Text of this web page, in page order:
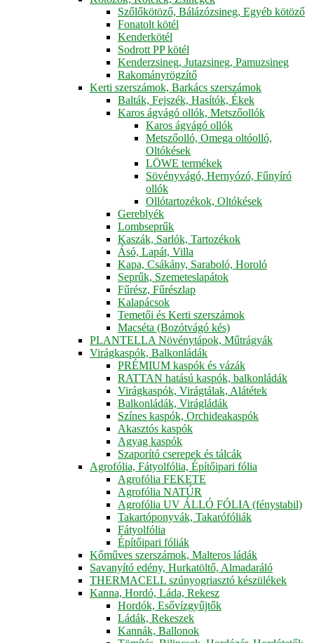
Szőlőkötöző, Bálázózsineg, Egyéb kötöző
Fonatolt kötél
Kenderkötél
Sodrott PP kötél
Kenderzsineg, Jutazsineg, Pamuzsineg
Rakományrögzítő
Kerti szerszámok, Barkács szerszámok
Balták, Fejszék, Hasítók, Ékek
Karos ágvágó ollók, Metszőollók
Karos ágvágó ollók
Metszőolló, Omega oltóolló,
Oltókések
LÖWE termékek
Sövényvágó, Hernyózó, Fűnyíró
ollók
Ollótartozékok, Oltókések
Gereblyék
Lombseprűk
Kaszák, Sarlók, Tartozékok
Ásó, Lapát, Villa
Kapa, Csákány, Saraboló, Horoló
Seprűk, Szemeteslapátok
Fűrész, Fűrészlap
Kalapácsok
Temetői és Kerti szerszámok
Macséta (Bozótvágó kés)
PLANTELLA Növénytápok, Műtrágyák
Virágkaspók, Balkonládák
PRÉMIUM kaspók és vázák
RATTAN hatású kaspók, balkonládák
Virágkaspók, Virágtálak, Alátétek
Balkonládák, Virágládák
Színes kaspók, Orchideakaspók
Akasztós kaspók
Agyag kaspók
Szaporító cserepek és tálcák
Agrofólia, Fátyolfólia, Építőipari fólia
Agrofólia FEKETE
Agrofólia NATÚR
Agrofólia UV ÁLLÓ FÓLIA (fénystabil)
Takartóponyvák, Takarófóliák
Fátyolfólia
Építőipari fóliák
Kőműves szerszámok, Malteros ládák
Savanyító edény, Hurkatöltő, Almadaráló
THERMACELL szúnyogriasztó készülékek
Kanna, Hordó, Láda, Rekesz
Hordók, Esővízgyűjtők
Ládák, Rekeszek
Kannák, Ballonok